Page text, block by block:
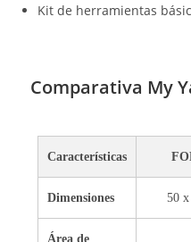
Kit de herramientas
Comparativa My
Características
Dimensiones 50
Área de